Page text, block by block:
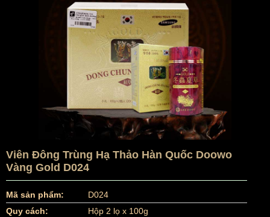
Viên Đông Trùng Hạ Thảo Hàn Quốc Doowo
Vàng Gold D024
Mã sản phẩm:
D024
Quy cách:
Hộp 2 lọ x 100g